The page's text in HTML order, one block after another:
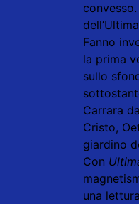
Fanno
la prima
sullo
Carrara
Cristo,
giardino
Con
una